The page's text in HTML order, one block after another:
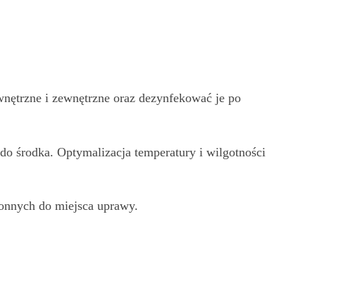
i zewnętrzne oraz dezynfekować je po
środka. Optymalizacja temperatury i wilgotności
do miejsca uprawy.